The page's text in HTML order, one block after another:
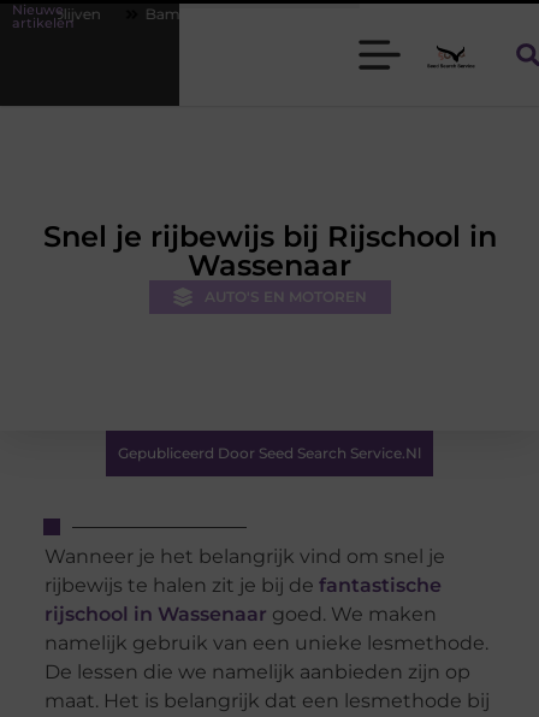
Nieuwe
artikelen
Bamboe T-shirts voor heren die koel blijven
Snel je rijbewijs bij Rijschool in
Wassenaar
AUTO'S EN MOTOREN
Gepubliceerd Door Seed Search Service.nl
Wanneer je het belangrijk vind om snel je
rijbewijs te halen zit je bij de fantastische
rijschool in Wassenaar goed. We maken
namelijk gebruik van een unieke lesmethode.
De lessen die we namelijk aanbieden zijn op
maat. Het is belangrijk dat een lesmethode bij